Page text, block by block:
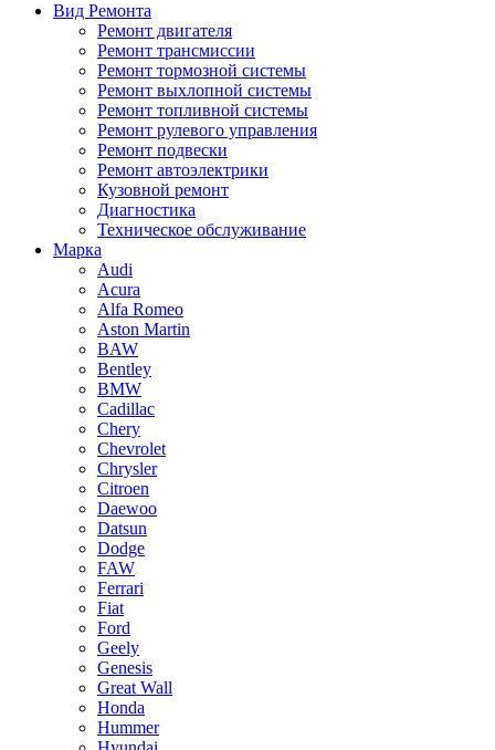
Вид Ремонта
Ремонт двигателя
Ремонт трансмиссии
Ремонт тормозной системы
Ремонт выхлопной системы
Ремонт топливной системы
Ремонт рулевого управления
Ремонт подвески
Ремонт автоэлектрики
Кузовной ремонт
Диагностика
Техническое обслуживание
Марка
Audi
Acura
Alfa Romeo
Aston Martin
BAW
Bentley
BMW
Cadillac
Chery
Chevrolet
Chrysler
Citroen
Daewoo
Datsun
Dodge
FAW
Ferrari
Fiat
Ford
Geely
Genesis
Great Wall
Honda
Hummer